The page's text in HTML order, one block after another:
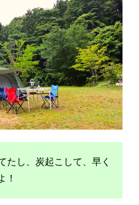
たし、炭起こして、早く
！